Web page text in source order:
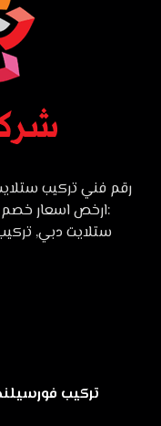
رقم فني تركيب
ستلايت دبي,